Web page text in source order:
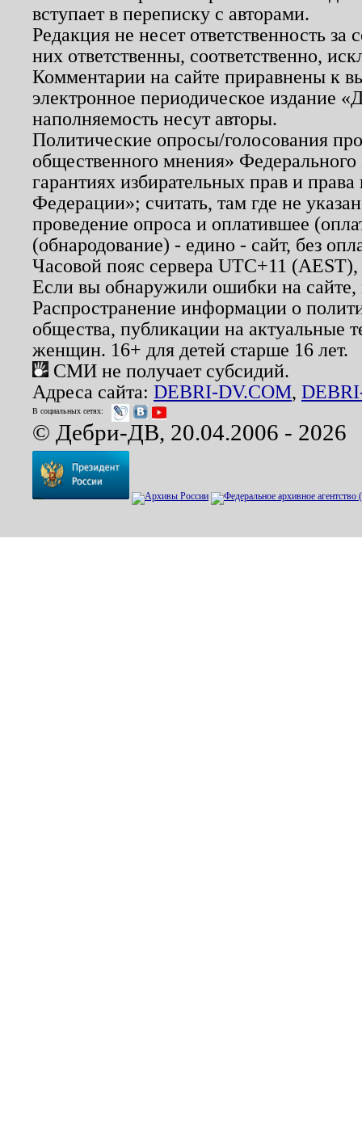
вступает в переписку с авторами.
Редакция не несет ответственность
них ответственны, соответственно,
Комментарии на сайте приравнены к
электронное периодическое издание
наполняемость несут авторы.
Политические опросы/голосования
общественного мнения»
гарантиях избирательных прав и
Федерации»; считать, там где не
проведение опроса и оплатившее
(обнародование) - едино - сайт, без
Часовой пояс сервера UTC+11
Если вы обнаружили ошибки на
Распространение информации о
общества, публикации на актуальные
женщин. 16+ для детей старше 16 лет.
СМИ не получает субсидий.
Адреса сайта: DEBRI-DV.COM,
В социальных сетях:
© Дебри-ДВ, 20.04.2006 - 2026